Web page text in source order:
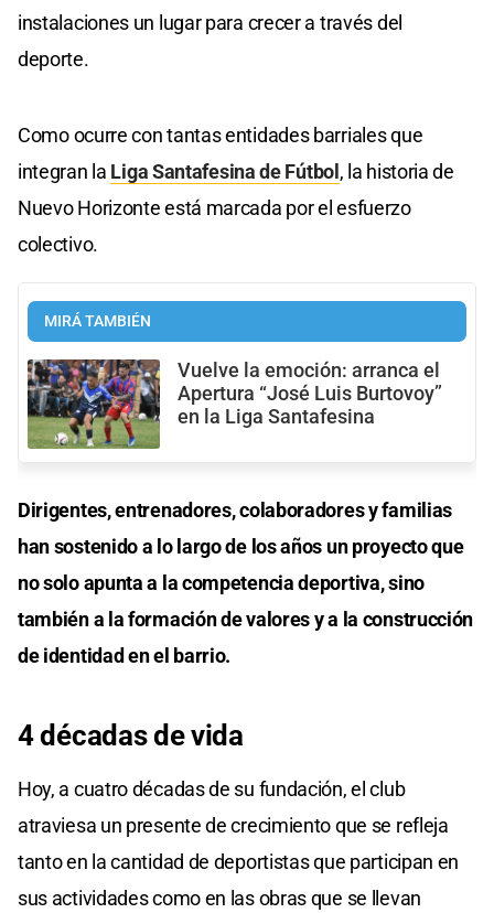
instalaciones un lugar para crecer a través del
deporte.
Como ocurre con tantas entidades barriales que
integran la Liga Santafesina de Fútbol , la historia de
Nuevo Horizonte está marcada por el esfuerzo
colectivo.
MIRÁ TAMBIÉN
Vuelve la emoción: arranca el
Apertura “José Luis Burtovoy”
en la Liga Santafesina
Dirigentes, entrenadores, colaboradores y familias
han sostenido a lo largo de los años un proyecto que
no solo apunta a la competencia deportiva, sino
también a la formación de valores y a la construcción
de identidad en el barrio.
4 décadas de vida
Hoy, a cuatro décadas de su fundación, el club
atraviesa un presente de crecimiento que se refleja
tanto en la cantidad de deportistas que participan en
sus actividades como en las obras que se llevan